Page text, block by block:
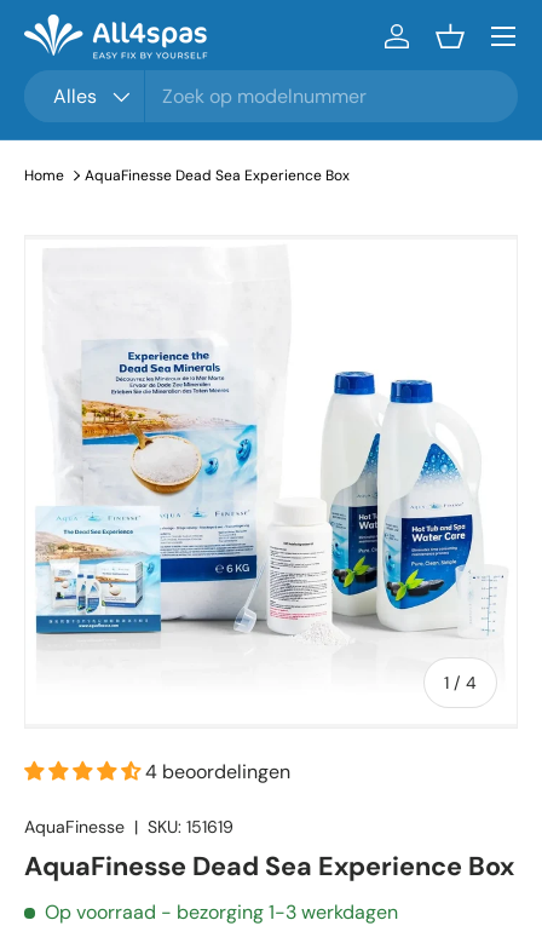
Ga naar inhoud
Alles
InloggenMandje
Menu
Home AquaFinesse Dead Sea Experience Box
1 / van
4
4 beoordelingen
AquaFinesse | SKU: 151619
AquaFinesse Dead Sea Experience Box
Op voorraad - bezorging 1-3 werkdagen